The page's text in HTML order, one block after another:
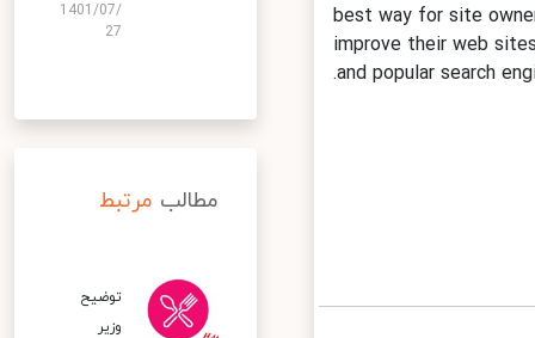
best way for site
improve their web
and popular search
1401/07/
27
مطالب مرتبط
توضیح
وزیر